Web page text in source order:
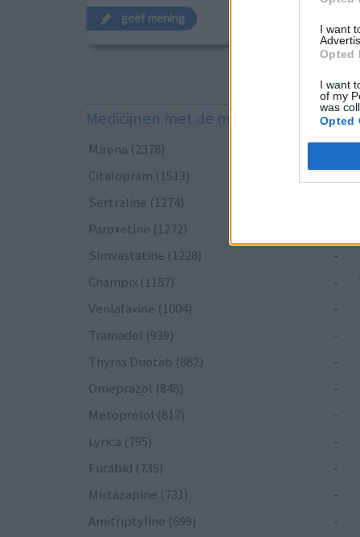
I want
Opted
I want
of my
was
Opted
geef mening
Medicijnen met de meeste ervaringen
Mirena (2378)
Citalopram (1513)
-
Sertraline (1274)
Paroxetine (1272)
Simvastatine (1228)
-
Champix (1187)
-
Venlafaxine (1004)
-
Tramadol (939)
-
Thyrax Duotab (882)
-
Omeprazol (848)
-
Metoprolol (817)
-
Lyrica (795)
-
Furabid (735)
-
Mirtazapine (731)
-
Amitriptyline (699)
-